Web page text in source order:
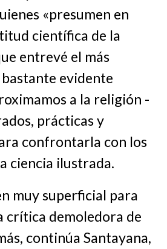
«presumen en
científica de la
entrevé el más
bastante evidente
a la religión -
prácticas y
confrontarla con los
ciencia ilustrada.
muy superficial para
crítica demoledora de
continúa Santayana,